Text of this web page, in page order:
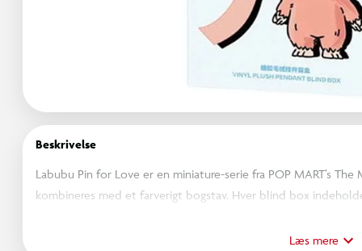
Beskrivelse
Labubu Pin for Love er en miniature-serie fra POP MART’s
kombineres med et farverigt bogstav. Hver blind box
med kæde/ophæng og leveres i original POP MART blind-box
Læs mere